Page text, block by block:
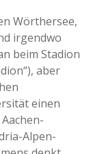
Wörthersee,
irgendwo
beim Stadion
aber
einen
Alpen-